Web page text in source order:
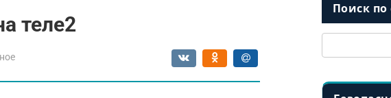
теле2
Поиск по